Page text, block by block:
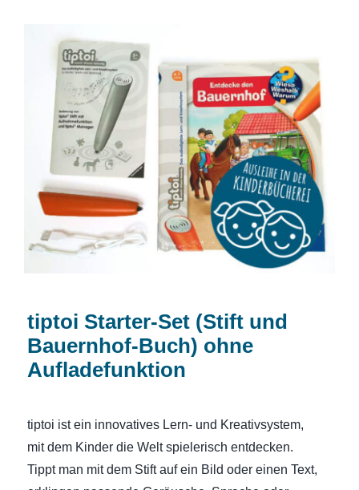
tiptoi Starter-Set (Stift und Bauernhof-
Buch) ohne Aufladefunktion
tiptoi Starter-Set (Stift und
Bauernhof-Buch) ohne
Aufladefunktion
tiptoi ist ein innovatives Lern- und Kreativsystem,
mit dem Kinder die Welt spielerisch entdecken.
Tippt man mit dem Stift auf ein Bild oder einen Text,